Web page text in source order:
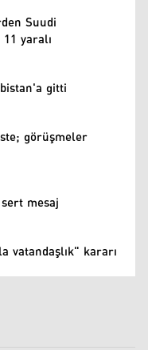
Suudi
yaralı
gitti
görüşmeler
mesaj
vatandaşlık" kararı